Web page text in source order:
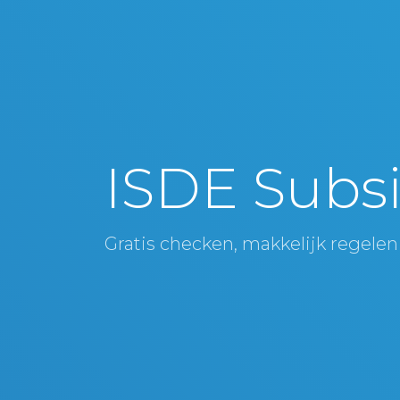
ISDE
Gratis checken, makkelijk regelen